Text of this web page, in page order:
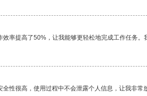
效率提高了50%，让我能够更轻松地完成工作任务
性很高，使用过程中不会泄露个人信息，让我非常